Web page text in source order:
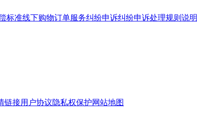
标准线下购物订单服务纠纷申诉纠纷申诉处理规则说明
链接用户协议隐私权保护网站地图